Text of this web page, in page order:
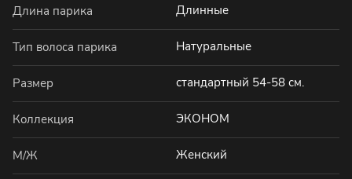
Длина парика Длинные
Тип волоса парика Натуральные
Размер стандартный 54-58 см.
Коллекция ЭКОНОМ
М/Ж Женский